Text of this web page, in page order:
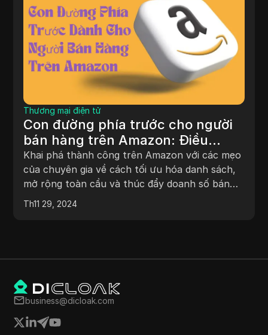
Thương mại điện tử
Con đường phía trước cho người
bán hàng trên Amazon: Điều
hướng thách thức và nắm bắt cơ
hội mới
Khai phá thành công trên Amazon với các mẹo
của chuyên gia về cách tối ưu hóa danh sách,
mở rộng toàn cầu và thúc đẩy doanh số bán
hàng thông qua quảng cáo. Luôn dẫn đầu trong
thị trường cạnh tranh!
Th11 29, 2024
business@dicloak.com